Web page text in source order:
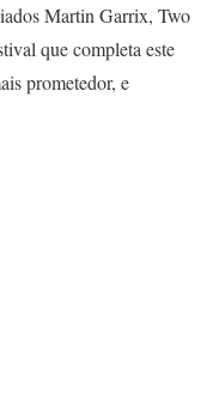
Martin Garrix, Two
que completa este
prometedor, e